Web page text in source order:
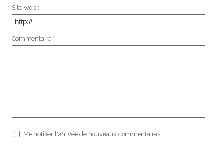
Site web :
Commentaire * :
Me notifier l'arrivée de nouveaux commentaires